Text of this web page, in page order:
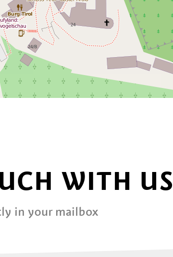
WITH US
in your mailbox